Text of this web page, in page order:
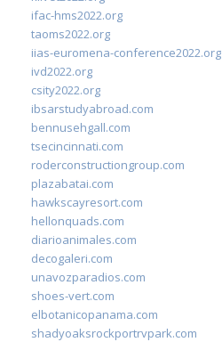
ifac-hms2022.org
taoms2022.org
iias-euromena-conference2022.org
ivd2022.org
csity2022.org
ibsarstudyabroad.com
bennusehgall.com
tsecincinnati.com
roderconstructiongroup.com
plazabatai.com
hawkscayresort.com
hellonquads.com
diarioanimales.com
decogaleri.com
unavozparadios.com
shoes-vert.com
elbotanicopanama.com
shadyoaksrockportrvpark.com